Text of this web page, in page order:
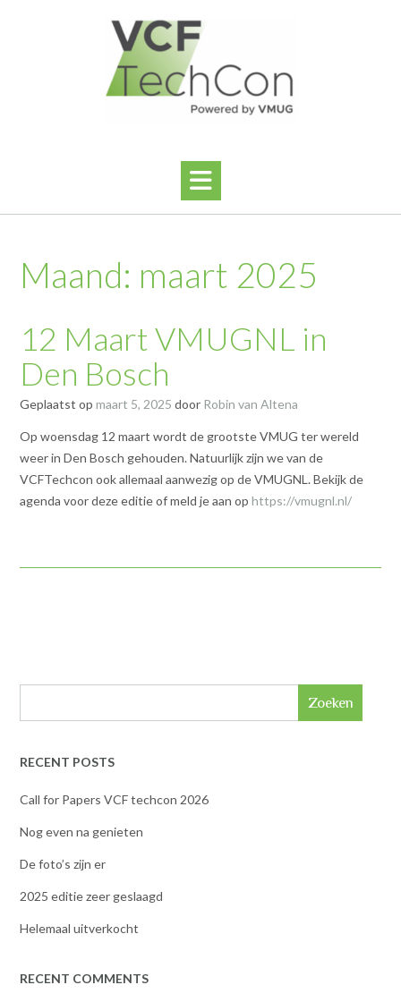
Maand: maart 2025
12 Maart VMUGNL in
Den Bosch
Geplaatst op maart 5, 2025 door Robin van Altena
Op woensdag 12 maart wordt de grootste VMUG ter wereld
weer in Den Bosch gehouden. Natuurlijk zijn we van de
VCFTechcon ook allemaal aanwezig op de VMUGNL. Bekijk de
agenda voor deze editie of meld je aan op https://vmugnl.nl/
Zoeken
RECENT POSTS
Call for Papers VCF techcon 2026
Nog even na genieten
De foto’s zijn er
2025 editie zeer geslaagd
Helemaal uitverkocht
RECENT COMMENTS